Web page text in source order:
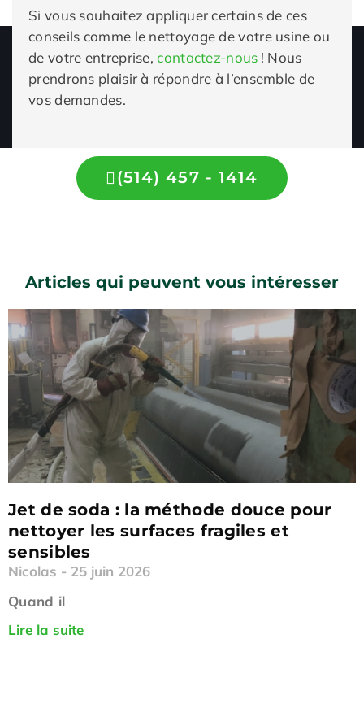
Si vous souhaitez appliquer certains de ces
conseils comme le nettoyage de votre usine ou
de votre entreprise,contactez-nous ! Nous
prendrons plaisir à répondre à l’ensemble de
vos demandes.
(514) 457 - 1414
Articles qui peuvent vous intéresser
Jet de soda : la méthode douce pour
nettoyer les surfaces fragiles et
sensibles
Nicolas
25 juin 2026
Quand il
Lire la suite